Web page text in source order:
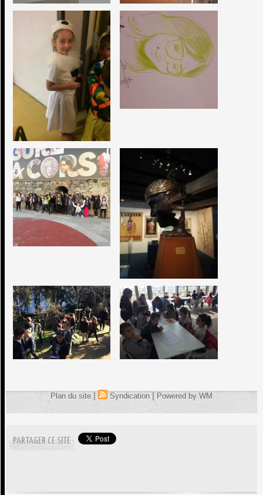
Plan du site | Syndication | Powered by WM
PARTAGER CE SITE